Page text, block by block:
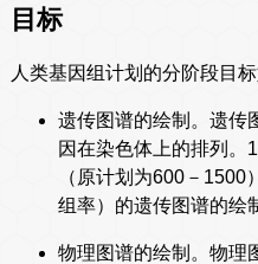
目标
人类基因组计划的分阶段目标
遗传图谱的绘制。遗传
因在染色体上的排列。
（原计划为600－
组率）的遗传图谱的绘
物理图谱的绘制。物理